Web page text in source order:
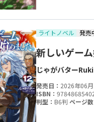
ライトノベル 発売
新しいゲー
じゃがバターRuki
発売日： 2026年06
ISBN：
判型： B6判 ページ数